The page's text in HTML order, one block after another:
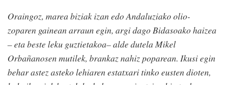
Oraingoz, marea biziak izan edo Andaluziako olio-
zoparen gainean arraun egin, argi dago Bidasoako haizea
– eta beste leku guztietakoa– alde dutela Mikel
Orbañanosen mutilek, brankaz nahiz poparean. Ikusi egin
behar astez asteko lehiaren estatxari tinko eusten dioten,